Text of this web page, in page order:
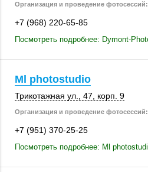
Организация и проведение фотосессий:
+7 (968) 220-65-85
Посмотреть подробнее: Dymont-
Ml photostudio
Трикотажная ул., 47 корп. 9
Организация и проведение фотосессий:
+7 (951) 370-25-25
Посмотреть подробнее: Ml